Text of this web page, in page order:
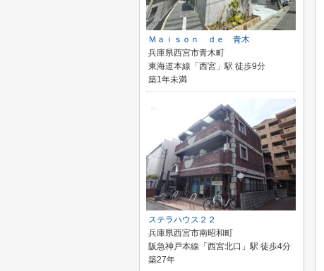
Ｍａｉｓｏｎ ｄｅ 青木
兵庫県西宮市青木町
東海道本線「西宮」駅 徒歩9分
築1年未満
ステラハウス２２
兵庫県西宮市南昭和町
阪急神戸本線「西宮北口」駅 徒歩4分
築27年